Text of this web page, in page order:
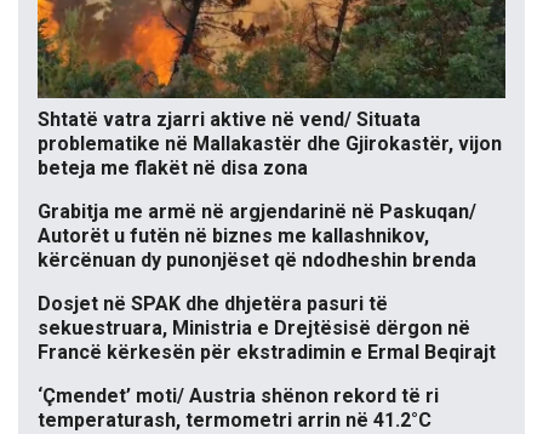
Shtatë vatra zjarri aktive në vend/ Situata
problematike në Mallakastër dhe Gjirokastër, vijon
beteja me flakët në disa zona
Grabitja me armë në argjendarinë në Paskuqan/
Autorët u futën në biznes me kallashnikov,
kërcënuan dy punonjëset që ndodheshin brenda
Dosjet në SPAK dhe dhjetëra pasuri të
sekuestruara, Ministria e Drejtësisë dërgon në
Francë kërkesën për ekstradimin e Ermal Beqirajt
‘Çmendet’ moti/ Austria shënon rekord të ri
temperaturash, termometri arrin në 41.2°C